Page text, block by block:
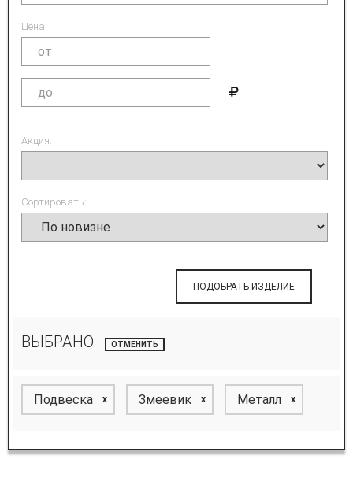
Цена:
Акция:
Сортировать:
ПОДОБРАТЬ ИЗДЕЛИЕ
ВЫБРАНО: ОТМЕНИТЬ
Подвеска x Змеевик x Металл x